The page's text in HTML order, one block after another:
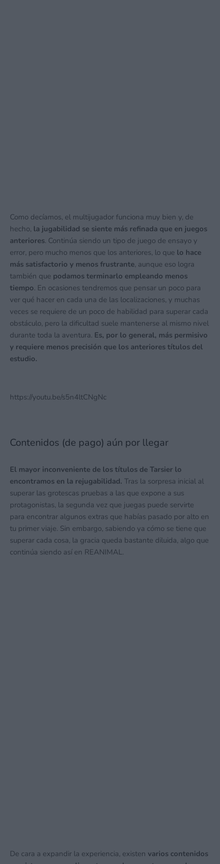
Como decíamos, el multijugador funciona muy bien y, de
hecho, la jugabilidad se siente más refinada que en juegos
anteriores. Continúa siendo un tipo de juego de ensayo y
error, pero mucho menos que los anteriores, lo que lo hace
más satisfactorio y menos frustrante, aunque eso logra
también que podamos terminarlo empleando menos
tiempo. En ocasiones tendremos que pensar un poco para
ver qué hacer en cada una de las localizaciones, y muchas
veces se requiere de un poco de habilidad para superar cada
obstáculo, pero la dificultad suele mantenerse al mismo nivel
durante toda la aventura. Es, por lo general, más permisivo
y requiere menos precisión que los anteriores títulos del
estudio.
https://youtu.be/s5n4ltCNgNc
Contenidos (de pago) aún por llegar
El mayor inconveniente de los títulos de Tarsier lo
encontramos en la rejugabilidad. Tras la sorpresa inicial al
superar las grotescas pruebas a las que expone a sus
protagonistas, la segunda vez que juegas puede servirte
para encontrar algunos extras que habías pasado por alto en
tu primer viaje. Sin embargo, sabiendo ya cómo se tiene que
superar cada cosa, la gracia queda bastante diluida, algo que
continúa siendo así en REANIMAL.
De cara a expandir la experiencia, existen varios contenidos